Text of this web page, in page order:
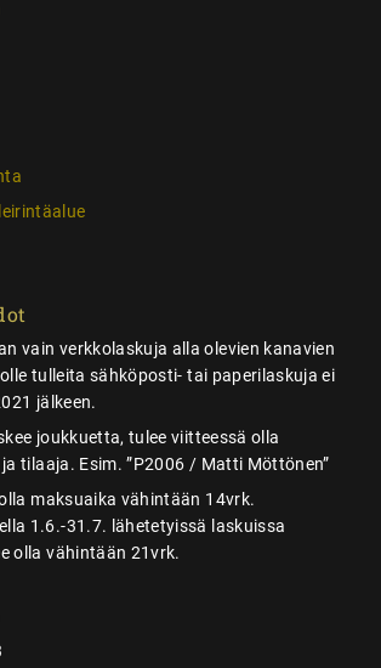
vain verkkolaskuja alla olevien kanavien
tulleita sähköposti- tai paperilaskuja ei
jälkeen.
joukkuetta, tulee viitteessä olla
tilaaja. Esim. ”P2006 / Matti Möttönen”
maksuaika vähintään 14vrk.
1.6.-31.7. lähetetyissä laskuissa
olla vähintään 21vrk.